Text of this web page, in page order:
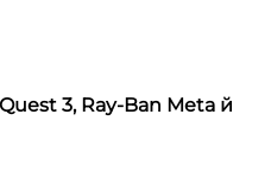
3, Ray-Ban Meta й